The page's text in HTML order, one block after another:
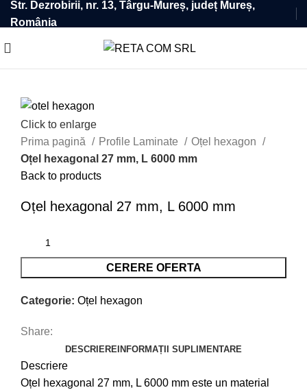
Str. Dezrobirii, nr. 13, Târgu-Mureș, județ Mureș,
România
Click to enlarge
Prima pagină
Profile Laminate
Oțel hexagon
Oțel hexagonal 27 mm, L 6000 mm
Back to products
Oțel hexagonal 27 mm, L 6000 mm
CERERE OFERTA
Categorie: Oțel hexagon
Share:
DESCRIEREINFORMAȚII SUPLIMENTARE
Descriere
Oțel hexagonal 27 mm, L 6000 mm este un material